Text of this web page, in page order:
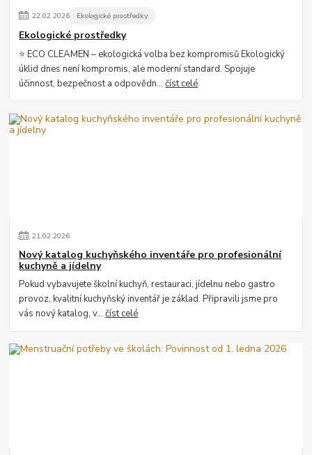
22.02.2026 Ekologické prostředky
Ekologické prostředky
⭐ ECO CLEAMEN – ekologická volba bez kompromisů Ekologický
úklid dnes není kompromis, ale moderní standard. Spojuje
účinnost, bezpečnost a odpovědn...číst celé
21.02.2026
Nový katalog kuchyňského inventáře pro profesionální
kuchyně a jídelny
Pokud vybavujete školní kuchyň, restauraci, jídelnu nebo gastro
provoz, kvalitní kuchyňský inventář je základ. Připravili jsme pro
vás nový katalog, v...číst celé